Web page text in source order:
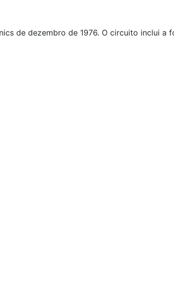
de dezembro de 1976. O circuito inclui a